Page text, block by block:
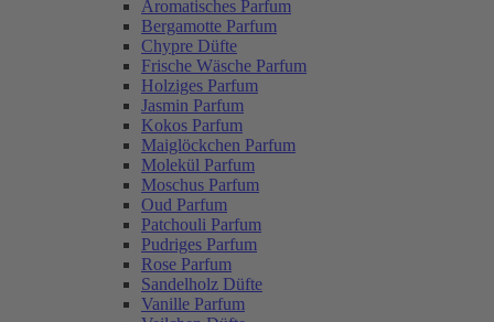
Aromatisches Parfum
Bergamotte Parfum
Chypre Düfte
Frische Wäsche Parfum
Holziges Parfum
Jasmin Parfum
Kokos Parfum
Maiglöckchen Parfum
Molekül Parfum
Moschus Parfum
Oud Parfum
Patchouli Parfum
Pudriges Parfum
Rose Parfum
Sandelholz Düfte
Vanille Parfum